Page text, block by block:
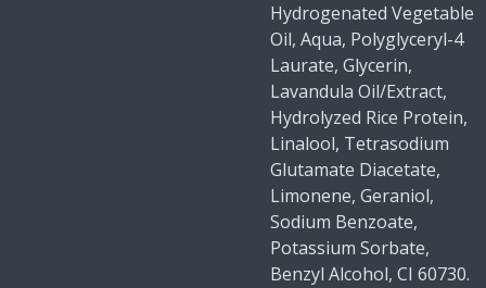
Hydrogenated Vegetable
Oil, Aqua, Polyglyceryl-4
Laurate, Glycerin,
Lavandula Oil/Extract,
Hydrolyzed Rice Protein,
Linalool, Tetrasodium
Glutamate Diacetate,
Limonene, Geraniol,
Sodium Benzoate,
Potassium Sorbate,
Benzyl Alcohol, CI 60730.